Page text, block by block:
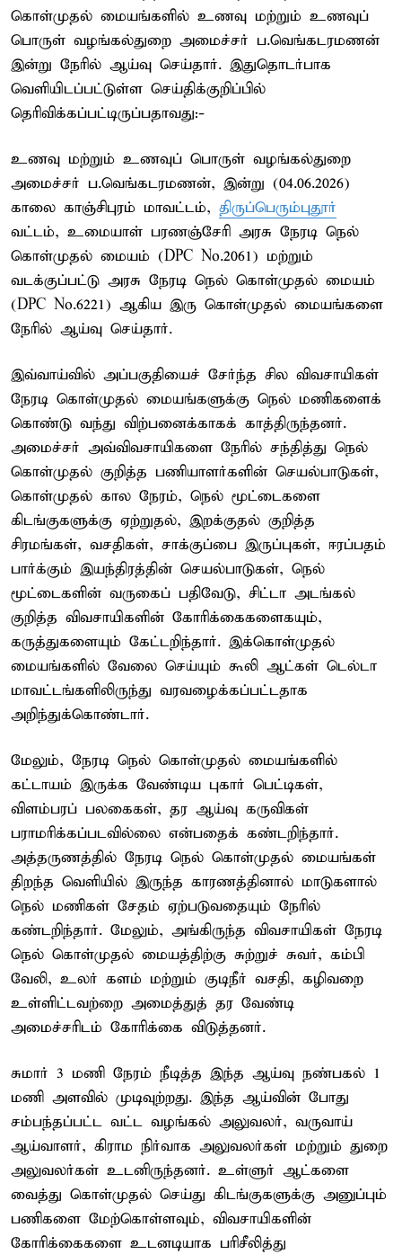
கொள்முதல் மையங்களில் உணவு மற்றும் உணவுப்
பொருள் வழங்கல்துறை அமைச்சர் ப.வெங்கடரமணன்
இன்று நேரில் ஆய்வு செய்தார். இதுதொடர்பாக
வெளியிடப்பட்டுள்ள செய்திக்குறிப்பில்
தெரிவிக்கப்பட்டிருப்பதாவது:-
உணவு மற்றும் உணவுப் பொருள் வழங்கல்துறை
அமைச்சர் ப.வெங்கடரமணன், இன்று (04.06.2026)
காலை காஞ்சிபுரம் மாவட்டம், திருப்பெரும்புதூர்
வட்டம், உமையாள் பரணஞ்சேரி அரசு நேரடி நெல்
கொள்முதல் மையம் (DPC No.2061) மற்றும்
வடக்குப்பட்டு அரசு நேரடி நெல் கொள்முதல் மையம்
(DPC No.6221) ஆகிய இரு கொள்முதல் மையங்களை
நேரில் ஆய்வு செய்தார்.
இவ்வாய்வில் அப்பகுதியைச் சேர்ந்த சில விவசாயிகள்
நேரடி கொள்முதல் மையங்களுக்கு நெல் மணிகளைக்
கொண்டு வந்து விற்பனைக்காகக் காத்திருந்தனர்.
அமைச்சர் அவ்விவசாயிகளை நேரில் சந்தித்து நெல்
கொள்முதல் குறித்த பணியாளர்களின் செயல்பாடுகள்,
கொள்முதல் கால நேரம், நெல் மூட்டைகளை
கிடங்குகளுக்கு ஏற்றுதல், இறக்குதல் குறித்த
சிரமங்கள், வசதிகள், சாக்குப்பை இருப்புகள், ஈரப்பதம்
பார்க்கும் இயந்திரத்தின் செயல்பாடுகள், நெல்
மூட்டைகளின் வருகைப் பதிவேடு, சிட்டா அடங்கல்
குறித்த விவசாயிகளின் கோரிக்கைகளைகயும்,
கருத்துகளையும் கேட்டறிந்தார். இக்கொள்முதல்
மையங்களில் வேலை செய்யும் கூலி ஆட்கள் டெல்டா
மாவட்டங்களிலிருந்து வரவழைக்கப்பட்டதாக
அறிந்துக்கொண்டார்.
மேலும், நேரடி நெல் கொள்முதல் மையங்களில்
கட்டாயம் இருக்க வேண்டிய புகார் பெட்டிகள்,
விளம்பரப் பலகைகள், தர ஆய்வு கருவிகள்
பராமரிக்கப்படவில்லை என்பதைக் கண்டறிந்தார்.
அத்தருணத்தில் நேரடி நெல் கொள்முதல் மையங்கள்
திறந்த வெளியில் இருந்த காரணத்தினால் மாடுகளால்
நெல் மணிகள் சேதம் ஏற்படுவதையும் நேரில்
கண்டறிந்தார். மேலும், அங்கிருந்த விவசாயிகள் நேரடி
நெல் கொள்முதல் மையத்திற்கு சுற்றுச் சுவர், கம்பி
வேலி, உலர் களம் மற்றும் குடிநீர் வசதி, கழிவறை
உள்ளிட்டவற்றை அமைத்துத் தர வேண்டி
அமைச்சரிடம் கோரிக்கை விடுத்தனர்.
சுமார் 3 மணி நேரம் நீடித்த இந்த ஆய்வு நண்பகல் 1
மணி அளவில் முடிவுற்றது. இந்த ஆய்வின் போது
சம்பந்தப்பட்ட வட்ட வழங்கல் அலுவலர், வருவாய்
ஆய்வாளர், கிராம நிர்வாக அலுவலர்கள் மற்றும் துறை
அலுவலர்கள் உடனிருந்தனர். உள்ளுர் ஆட்களை
வைத்து கொள்முதல் செய்து கிடங்குகளுக்கு அனுப்பும்
பணிகளை மேற்கொள்ளவும், விவசாயிகளின்
கோரிக்கைகளை உடனடியாக பரிசீலித்து